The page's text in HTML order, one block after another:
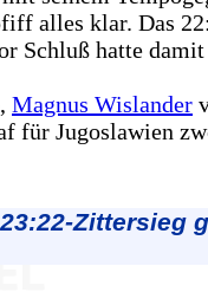
alles klar. Das
Schluß hatte
Magnus Wislander
für Jugoslawien
Zittersieg